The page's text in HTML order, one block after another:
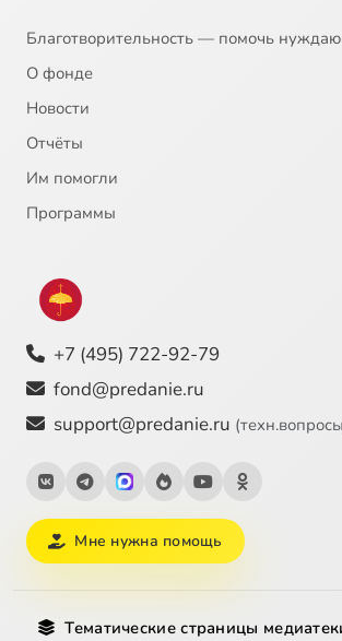
Благотворительность — помочь
О фонде
Новости
Отчёты
Им помогли
Программы
+7 (495) 722-92-79
fond@predanie.ru
support@predanie.ru
Мне нужна помощь
Тематические страницы